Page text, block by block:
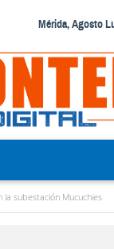
Mérida, Agosto
Mucuchies